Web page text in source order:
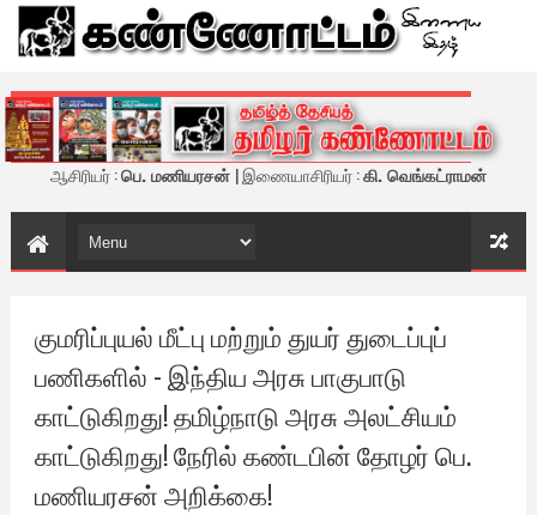
கண்ணோட்டம் - இணைய இதழ்
ஆசிரியர் :பெ. மணியரசன் | இணையாசிரியர் :கி. வெங்கட்ராமன்
குமரிப்புயல் மீட்பு மற்றும் துயர் துடைப்புப்
பணிகளில் - இந்திய அரசு பாகுபாடு
காட்டுகிறது! தமிழ்நாடு அரசு அலட்சியம்
காட்டுகிறது! நேரில் கண்டபின் தோழர் பெ.
மணியரசன் அறிக்கை!